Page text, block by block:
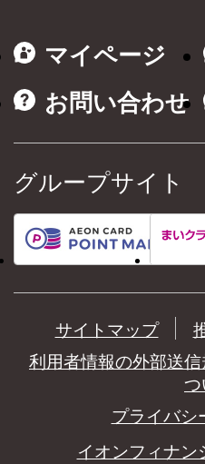
マイページ
お問い合わせ
グループサイト
サイトマップ
利用者情報の外部送
つ
プライバシ
イオンフィナン